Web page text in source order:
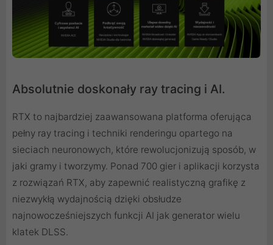
Absolutnie doskonały ray tracing i AI.
RTX to najbardziej zaawansowana platforma oferująca
pełny ray tracing i techniki renderingu opartego na
sieciach neuronowych, które rewolucjonizują sposób, w
jaki gramy i tworzymy. Ponad 700 gier i aplikacji korzysta
z rozwiązań RTX, aby zapewnić realistyczną grafikę z
niezwykłą wydajnością dzięki obsłudze
najnowocześniejszych funkcji AI jak generator wielu
klatek DLSS.